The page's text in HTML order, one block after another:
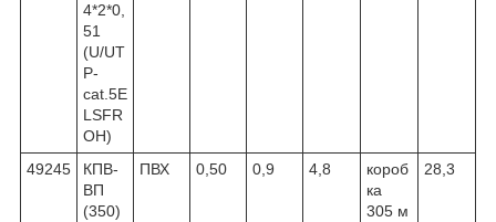
4*2*0,
51
(U/UT
P-
cat.5E
LSFR
OH)
49245
КПВ-
ВП
(350)
ПВХ 0,50 0,9 4,8
короб
ка
305 м
28,3